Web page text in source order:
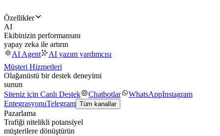
Özellikler
AI
Ekibinizin performansını
yapay zeka ile artırın
AI Agent
AI yazım yardımcısı
Müşteri Hizmetleri
Olağanüstü bir destek deneyimi
sunun
Siteniz için Canlı Destek
Chatbotlar WhatsAppInstagram
EntegrasyonuTelegram Tüm kanallar
Pazarlama
Trafiği nitelikli potansiyel
müşterilere dönüştürün